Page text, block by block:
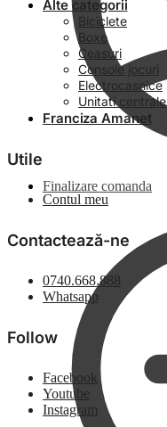
Finalizare comanda
Alte categorii
Biciclete
Boxe
Ceasuri
Console jocuri
Electrocasnice
Unitati centrale
Franciza Amanet
Utile
Contul meu
Contactează-ne
0740.668.888
Whatsapp
Follow
Facebook
Youtube
Instagram